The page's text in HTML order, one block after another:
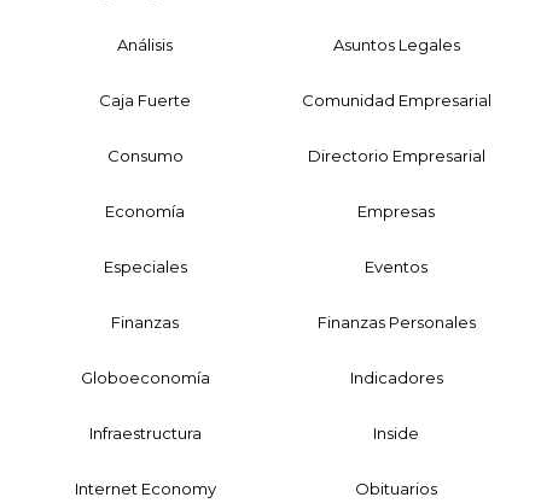
Análisis Asuntos Legales
Caja Fuerte Comunidad Empresarial
Consumo Directorio Empresarial
Economía Empresas
Especiales Eventos
Finanzas Finanzas Personales
Globoeconomía Indicadores
Infraestructura Inside
Internet Economy Obituarios